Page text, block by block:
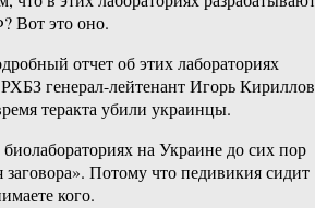
Вот это оно.
отчет об этих лабораториях
генерал-лейтенант Игорь
теракта убили украинцы.
на Украине до сих пор
Потому что педивикия сидит
кого.